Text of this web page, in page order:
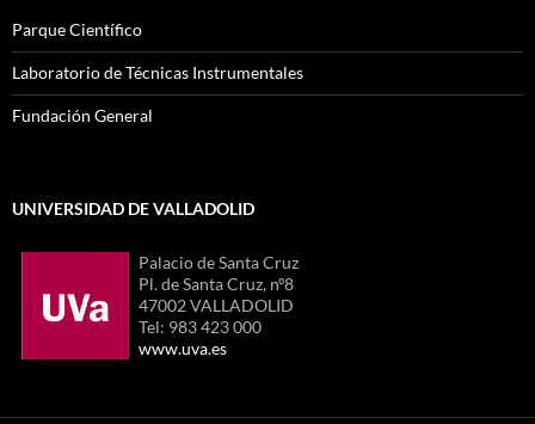
Parque Científico
Laboratorio de Técnicas Instrumentales
Fundación General
UNIVERSIDAD DE VALLADOLID
Palacio de Santa Cruz
Pl. de Santa Cruz, nº8
47002 VALLADOLID
Tel: 983 423 000
www.uva.es